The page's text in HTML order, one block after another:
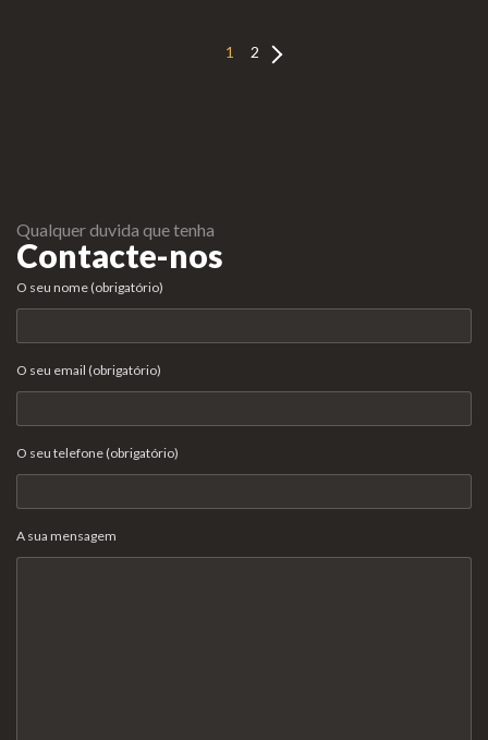
1 2
Qualquer duvida que tenha
Contacte-nos
O seu nome (obrigatório)
O seu email (obrigatório)
O seu telefone (obrigatório)
A sua mensagem